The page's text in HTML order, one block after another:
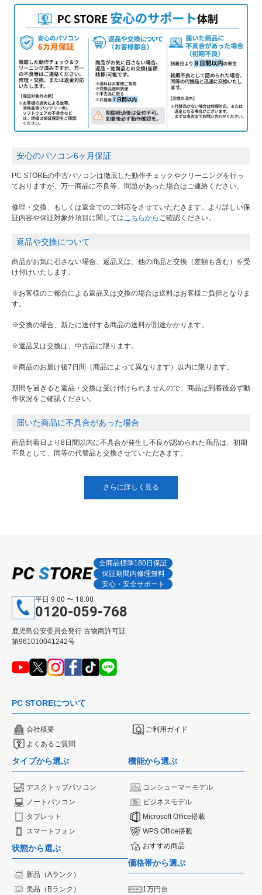
安心のパソコン6ヶ月保証
PC STOREの中古パソコンは徹底した動作チェックやクリーニングを行っ
ておりますが、万一商品に不良等、問題があった場合はご連絡ください。
修理・交換、もしくは返金でのご対応をさせていただきます。より詳しい保
証内容や保証対象外項目に関しては こちらから ご確認ください。
返品や交換について
商品がお気に召さない場合、返品又は、他の商品と交換（差額も含む）を受
け付けいたします。
※お客様のご都合による返品又は交換の場合は送料はお客様ご負担となりま
す。
※交換の場合、新たに送付する商品の送料が別途かかります。
※返品又は交換は、中古品に限ります。
※商品のお届け後7日間（商品によって異なります）以内に限ります。
期間を過ぎると返品・交換は受け付けられませんので、商品は到着後必ず動
作状況をご確認ください。
届いた商品に不具合があった場合
商品到着日より8日間以内に不具合が発生し不良が認められた商品は、初期
不良として、同等の代替品と交換させていただきます。
さらに詳しく見る
全商品標準180日保証
保証期間内修理無料
安心・安全サポート
平日 9:00 〜 18:00
0120-059-768
鹿児島公安委員会発行 古物商許可証
第961010041242号
PC STOREについて
会社概要
ご利用ガイド
よくあるご質問
タイプから選ぶ
デスクトップパソコン
ノートパソコン
タブレット
スマートフォン
状態から選ぶ
新品（Aランク）
美品（Bランク）
機能から選ぶ
コンシューマーモデル
ビジネスモデル
Microsoft Office搭載
WPS Office搭載
おすすめ商品
価格帯から選ぶ
1万円台